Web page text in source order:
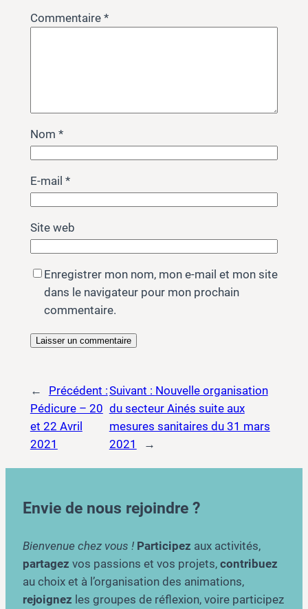
Commentaire *
Nom *
E-mail *
Site web
Enregistrer mon nom, mon e-mail et mon site
dans le navigateur pour mon prochain
commentaire.
←
Précédent :
Pédicure – 20
et 22 Avril
2021
Suivant : Nouvelle organisation
du secteur Ainés suite aux
mesures sanitaires du 31 mars
2021
→
Envie de nous rejoindre ?
Bienvenue chez vous ! Participez aux activités,
partagez vos passions et vos projets, contribuez
au choix et à l’organisation des animations,
rejoignez les groupes de réflexion, voire participez